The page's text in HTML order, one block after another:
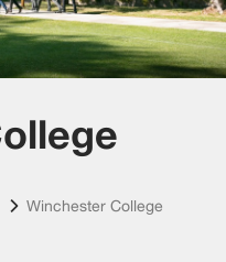
Winchester College